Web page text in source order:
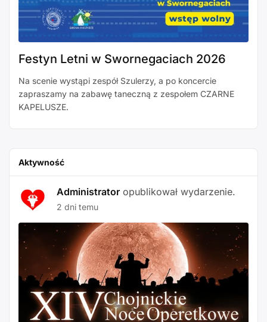
Festyn Letni w Swornegaciach 2026
Na scenie wystąpi zespół Szulerzy, a po koncercie
zapraszamy na zabawę taneczną z zespołem CZARNE
KAPELUSZE.
Aktywność
Administrator opublikował wydarzenie.
2 dni temu